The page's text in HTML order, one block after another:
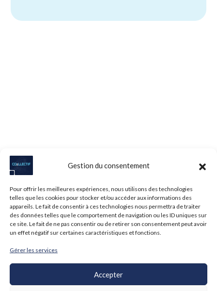
Gestion du consentement
Pour offrir les meilleures expériences, nous utilisons des technologies
telles que les cookies pour stocker et/ou accéder aux informations des
appareils. Le fait de consentir à ces technologies nous permettra de traiter
des données telles que le comportement de navigation ou les ID uniques sur
ce site. Le fait de ne pas consentir ou de retirer son consentement peut avoir
un effet négatif sur certaines caractéristiques et fonctions.
Gérer les services
Accepter